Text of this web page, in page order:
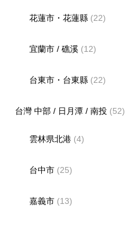
花蓮市・花蓮縣 (22)
宜蘭市 / 礁溪 (12)
台東市・台東縣 (22)
台灣 中部 / 日月潭 / 南投(52)
雲林県北港 (4)
台中市 (25)
嘉義市 (13)